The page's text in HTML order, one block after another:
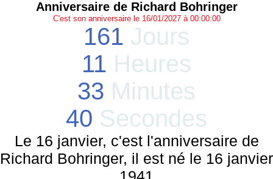
Anniversaire de Richard Bohringer
C'est son anniversaire le 16/01/2027 à 00:00:00
161 Jours
11 Heures
33 Minutes
40 Secondes
Le 16 janvier, c'est l'anniversaire de
Richard Bohringer, il est né le 16 janvier